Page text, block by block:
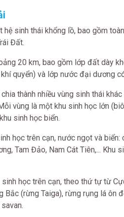
hệ sinh thái khổng lồ, bao gồm
Đất.
20 km, bao gồm lớp đất dày
quyển) và lớp nước đại dương
thành nhiều vùng sinh thái
vùng là một khu sinh học lớn
sinh học biển.
học trên cạn, nước ngọt và
Tam Đảo, Nam Cát Tiên,...
học trên cạn, theo thứ tự từ
Bắc (rừng Taiga), rừng rụng lá ôn